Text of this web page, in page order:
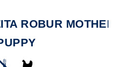
ROBUR MOTHER